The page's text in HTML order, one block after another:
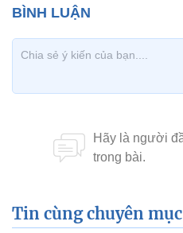
Tin cùng chuyên mục